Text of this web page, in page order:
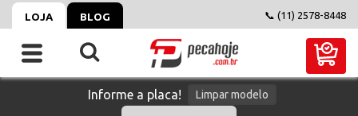
LOJA BLOG 📞 (11) 2578-8448
Informe a placa! Limpar modelo